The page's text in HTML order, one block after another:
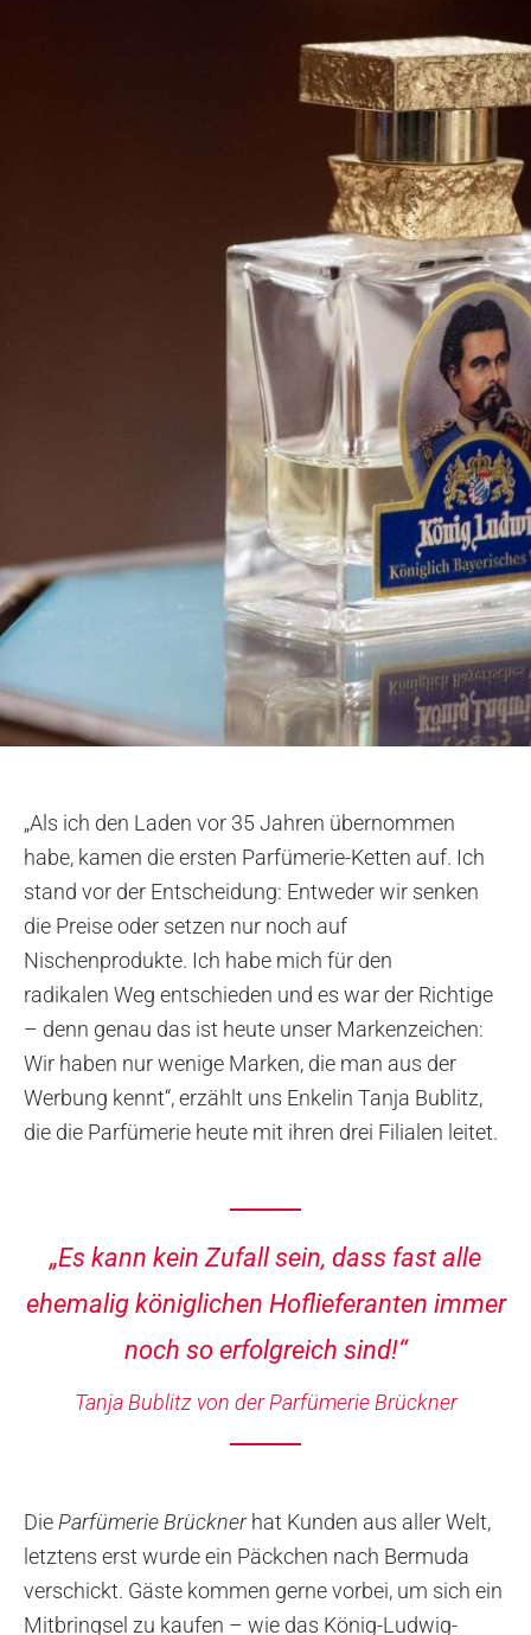
„Als ich den Laden vor 35 Jahren übernommen
habe, kamen die ersten Parfümerie-Ketten auf. Ich
stand vor der Entscheidung: Entweder wir senken
die Preise oder setzen nur noch auf
Nischenprodukte. Ich habe mich für den
radikalen Weg entschieden und es war der Richtige
– denn genau das ist heute unser Markenzeichen:
Wir haben nur wenige Marken, die man aus der
Werbung kennt“, erzählt uns Enkelin Tanja Bublitz,
die die Parfümerie heute mit ihren drei Filialen leitet.
„Es kann kein Zufall sein, dass fast alle
ehemalig königlichen Hoflieferanten immer
noch so erfolgreich sind!“
Tanja Bublitz von der Parfümerie Brückner
Die Parfümerie Brücknerhat Kunden aus aller Welt,
letztens erst wurde ein Päckchen nach Bermuda
verschickt. Gäste kommen gerne vorbei, um sich ein
Mitbringsel zu kaufen – wie das König-Ludwig-